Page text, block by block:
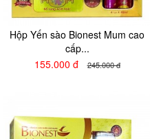
Hộp Yến sào Bionest Mum cao
cấp...
155.000 đ
245.000 đ